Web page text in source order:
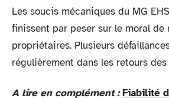
Les soucis mécaniques du MG
finissent par peser sur le moral de
propriétaires. Plusieurs
régulièrement dans les retours des
A lire en complément : Fiabilité